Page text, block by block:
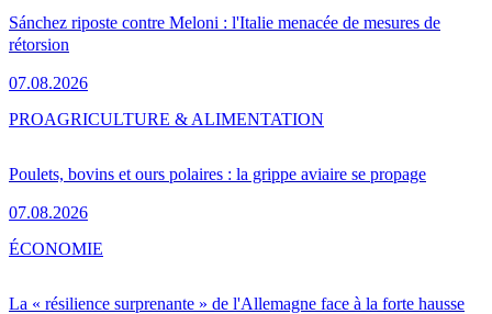
Sánchez riposte contre Meloni : l'Italie menacée de mesures de
rétorsion
07.08.2026
Poulets, bovins et ours polaires : la grippe aviaire se propage
07.08.2026
PROAGRICULTURE & ALIMENTATION
La « résilience surprenante » de l'Allemagne face à la forte hausse
ÉCONOMIE